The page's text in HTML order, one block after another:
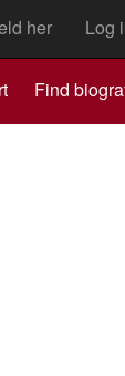
her Log
Find